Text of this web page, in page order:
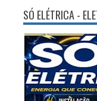
SÓ ELÉTRICA -